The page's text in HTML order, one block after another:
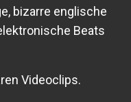
bizarre englische
Beats
Videoclips.